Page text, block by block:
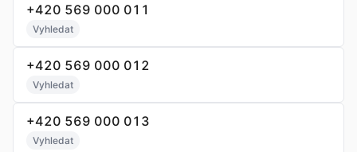
+420 569 000 011
Vyhledat
+420 569 000 012
Vyhledat
+420 569 000 013
Vyhledat